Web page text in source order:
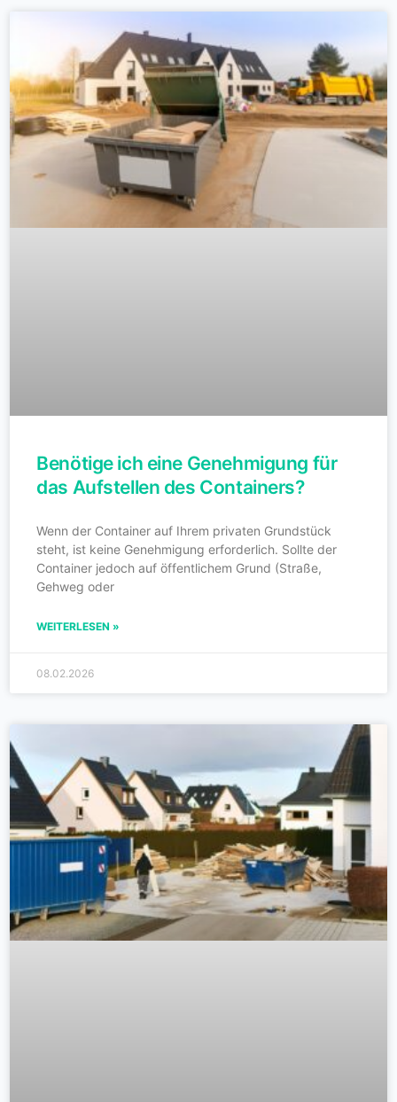
Benötige ich eine Genehmigung für
das Aufstellen des Containers?
Wenn der Container auf Ihrem privaten Grundstück
steht, ist keine Genehmigung erforderlich. Sollte der
Container jedoch auf öffentlichem Grund (Straße,
Gehweg oder
WEITERLESEN »
08.02.2026